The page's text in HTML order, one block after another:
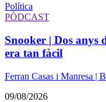
Política
PÒDCAST
Snooker | Dos
era tan fàcil
Ferran Casas i Manresa |
09/08/2026